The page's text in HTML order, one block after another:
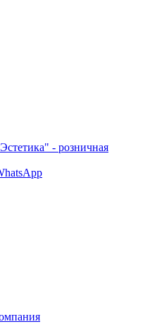
- розничная